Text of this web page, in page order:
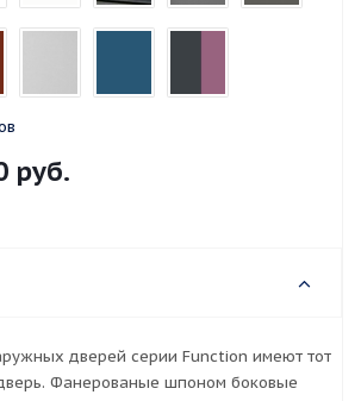
руб.
дверей серии Function имеют тот
Фанерованые шпоном боковые